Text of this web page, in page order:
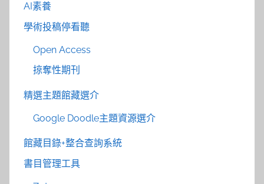
AI素養
學術投稿停看聽
Open Access
掠奪性期刊
精選主題館藏選介
Google Doodle主題資源選介
館藏目錄+整合查詢系統
書目管理工具